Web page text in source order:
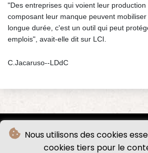
Nous utilisons des cookies
cookies tiers pour le
"Des entreprises qui voient leur
composant leur manque peuvent
longue durée, c'est un outil qui peut
emplois", avait-elle dit sur LCI.
C.Jacaruso--LDdC